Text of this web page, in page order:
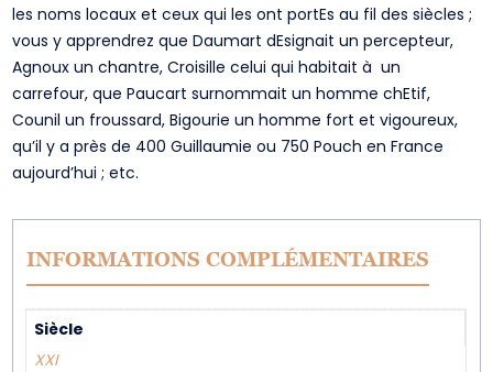
les noms locaux et ceux qui les ont portEs au fil des siècles ;
vous y apprendrez que Daumart dEsignait un percepteur,
Agnoux un chantre, Croisille celui qui habitait à un
carrefour, que Paucart surnommait un homme chEtif,
Counil un froussard, Bigourie un homme fort et vigoureux,
qu’il y a près de 400 Guillaumie ou 750 Pouch en France
aujourd’hui ; etc.
INFORMATIONS COMPLÉMENTAIRES
Siècle
XXI